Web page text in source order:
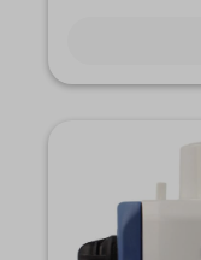
Wasser einen
Geschmack. Die
reduziert wird. Das
Austausch von
der Anzahl an
Ergebnis:
vollmundiges
Magnesium